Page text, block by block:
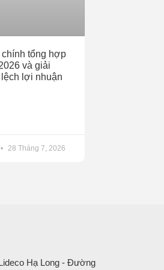
chính tổng hợp
và giải
lợi nhuận
28 Tháng 7, 2026
Hạ Long - Đường